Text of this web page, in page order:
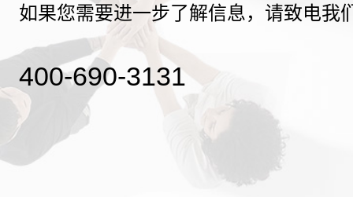
如果您需要进一步了解信息，请致电我
400-690-3131